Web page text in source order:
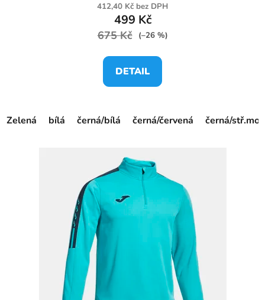
412,40 Kč bez DPH
499 Kč
675 Kč (–26 %)
DETAIL
Zelená bílá černá/bílá černá/červená černá/